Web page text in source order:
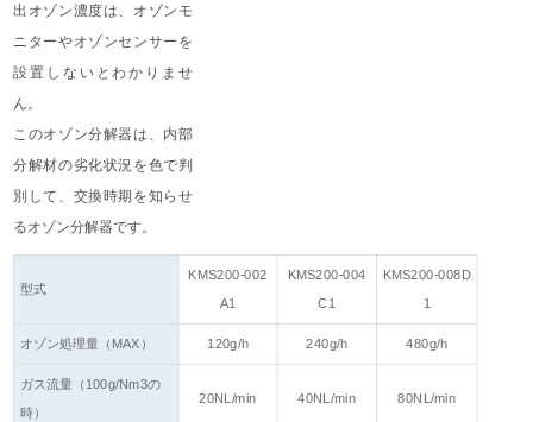
出オゾン濃度は、オゾンモ
ニターやオゾンセンサーを
設置しないとわかりませ
ん。
このオゾン分解器は、内部
分解材の劣化状況を色で判
別して、交換時期を知らせ
るオゾン分解器です。
型式
KMS200-002
A1
KMS200-004
C1
KMS200-008D
1
オゾン処理量（MAX） 120g/h 240g/h 480g/h
ガス流量（100g/Nm3の
時）
20NL/min 40NL/min 80NL/min